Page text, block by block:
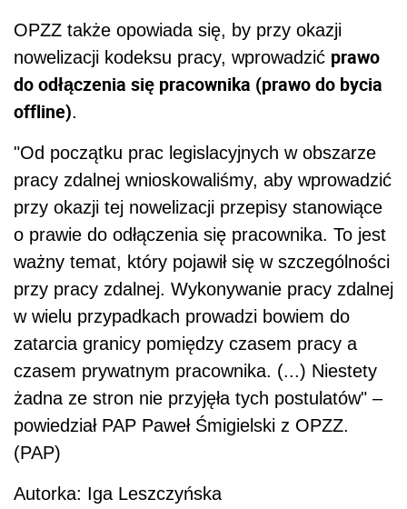
OPZZ także opowiada się, by przy okazji
nowelizacji kodeksu pracy, wprowadzić prawo
do odłączenia się pracownika (prawo do bycia
offline).
"Od początku prac legislacyjnych w obszarze
pracy zdalnej wnioskowaliśmy, aby wprowadzić
przy okazji tej nowelizacji przepisy stanowiące
o prawie do odłączenia się pracownika. To jest
ważny temat, który pojawił się w szczególności
przy pracy zdalnej. Wykonywanie pracy zdalnej
w wielu przypadkach prowadzi bowiem do
zatarcia granicy pomiędzy czasem pracy a
czasem prywatnym pracownika. (...) Niestety
żadna ze stron nie przyjęła tych postulatów" –
powiedział PAP Paweł Śmigielski z OPZZ.
(PAP)
Autorka: Iga Leszczyńska